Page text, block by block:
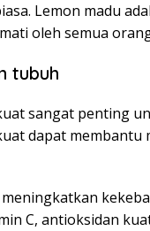
Lemon madu
oleh semua
tubuh
sangat penting
dapat
C, antioksidan